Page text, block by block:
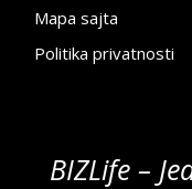
Mapa sajta
Politika privatnosti
BIZLife –